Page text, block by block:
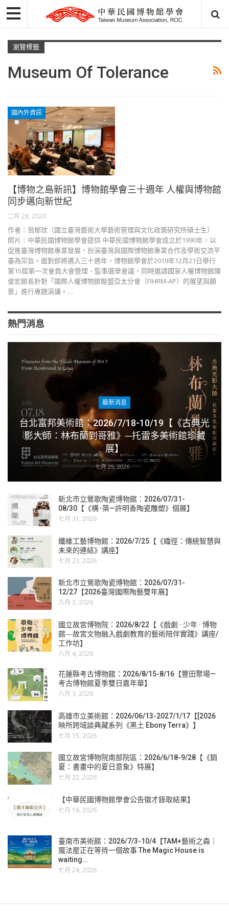
瀏覽標籤
Museum Of Tolerance
國內外資訊
【博物之島新訊】博物館學會三十週年 人權與博物館
同步邁向新世紀
二月 28, 2020
作者：翁郁玟（國立臺灣藝術大學藝術管理與文化政策研究所碩士生）
照片：中華民國博物館學會提供 中華民國博物館學會成立於1990年，以
促進臺灣博物館專業發展，扮演臺灣與國際博物館專業合作及學術交流平
臺為宗旨。面對即將邁入三十週年，博物館學會於2019年12月21日舉行
第15屆第一次會員大會暨理、監事選舉會議，同時邀請國家人權博物館陳
俊宏館長針對「國際人權博物館聯盟亞太分會（FIHRM-AP）的展望與願
景」進行專題演講。…
熱門消息
最新消息
台北富邦美術館：2026/7/18-10/19【《古典光
影大師：林布蘭到哥雅》─托雷多美術館珍藏
展】
七月 29, 2026
新北市立鶯歌陶瓷博物館：2026/07/31-
08/30【《構･築—許明香陶瓷雕塑》個展】
七月 31, 2026
纖維工藝博物館：2026/7/25【《織徑：傳統智慧與
未來的連結》講座】
七月 23, 2026
新北市立鶯歌陶瓷博物館：2026/07/31-
12/27【2026臺灣國際陶藝雙年展】
八月 3, 2026
國立故宮博物院：2026/8/22【《戲劇 · 少年 · 博物
館―故宮文物融入戲劇教育的藝術陪伴實踐》講座/
工作坊】
八月 4, 2026
花蓮縣考古博物館：2026/8/15-8/16【豐田聚場—
考古博物館夏季雙日嘉年華】
八月 3, 2026
高雄市立美術館：2026/06/13-2027/1/17【[2026
映所跨域談典藏系列《黑土 Ebony Terra》】
七月 15, 2026
國立故宮博物院南部院區：2026/6/18-9/28【《銷
夏：書畫中的夏日意象》特展】
七月 22, 2026
【中華民國博物館學會公告徵才錄取結果】
七月 16, 2026
臺南市美術館：2026/7/3-10/4【TAM+藝術之森｜
魔法屋正在等待一個故事 The Magic House is
waiting…
七月 24, 2026